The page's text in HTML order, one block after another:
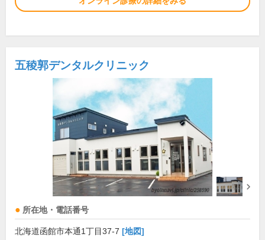
五稜郭デンタルクリニック
所在地・電話番号
北海道函館市本通1丁目37-7 [地図]